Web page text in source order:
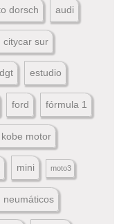
dorsch audi
citycar sur
dgt estudio
ford fórmula 1
kobe motor
mini moto3
neumáticos